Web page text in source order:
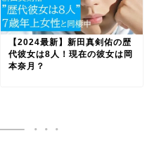
【2024最新】新田真剣佑の歴
代彼女は8人！現在の彼女は岡
本奈月？